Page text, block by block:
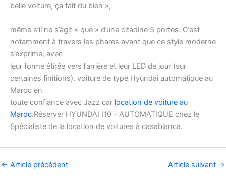
belle voiture, ça fait du bien »,
même s’il ne s’agit « que » d’une citadine 5 portes. C’est
notamment à travers les phares avant que ce style moderne
s’exprime, avec
leur forme étirée vers l’arrière et leur LED de jour (sur
certaines finitions). voiture de type Hyundai automatique au
Maroc en
toute confiance avec Jazz car location de voiture au
Maroc.Réserver HYUNDAI I10 – AUTOMATIQUE chez le
Spécialiste de la location de voitures à casablanca.
← Article précédent Article suivant →